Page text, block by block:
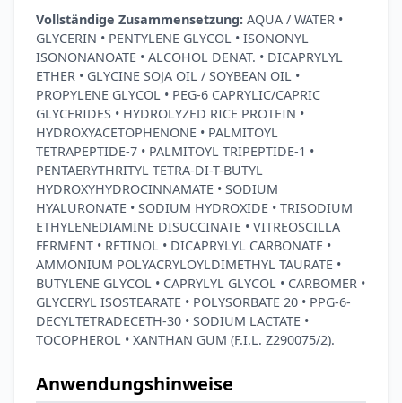
Vollständige Zusammensetzung: AQUA / WATER •
GLYCERIN • PENTYLENE GLYCOL • ISONONYL
ISONONANOATE • ALCOHOL DENAT. • DICAPRYLYL
ETHER • GLYCINE SOJA OIL / SOYBEAN OIL •
PROPYLENE GLYCOL • PEG-6 CAPRYLIC/CAPRIC
GLYCERIDES • HYDROLYZED RICE PROTEIN •
HYDROXYACETOPHENONE • PALMITOYL
TETRAPEPTIDE-7 • PALMITOYL TRIPEPTIDE-1 •
PENTAERYTHRITYL TETRA-DI-T-BUTYL
HYDROXYHYDROCINNAMATE • SODIUM
HYALURONATE • SODIUM HYDROXIDE • TRISODIUM
ETHYLENEDIAMINE DISUCCINATE • VITREOSCILLA
FERMENT • RETINOL • DICAPRYLYL CARBONATE •
AMMONIUM POLYACRYLOYLDIMETHYL TAURATE •
BUTYLENE GLYCOL • CAPRYLYL GLYCOL • CARBOMER •
GLYCERYL ISOSTEARATE • POLYSORBATE 20 • PPG-6-
DECYLTETRADECETH-30 • SODIUM LACTATE •
TOCOPHEROL • XANTHAN GUM (F.I.L. Z290075/2).
Anwendungshinweise